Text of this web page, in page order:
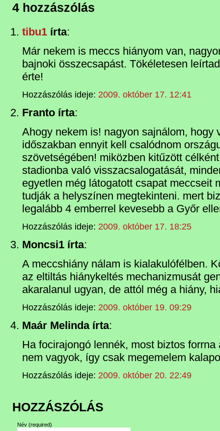
4 hozzászólás
tibu1 írta:
Már nekem is meccs hiányom van,
bajnoki összecsapást. Tökéletesen
érte!
Hozzászólás ideje: 2009. október 17. 12:41
Franto írta:
Ahogy nekem is! nagyon sajnálom, hogy
időszakban ennyit kell csalódnom
szövetségében! miközben kitűzött
stadionba való visszacsalogatását,
egyetlen még látogatott csapat meccseit
tudják a helyszínen megtekinteni. mert
legalább 4 emberrel kevesebb a Győr
Hozzászólás ideje: 2009. október 17. 18:25
Moncsi1 írta:
A meccshiány nálam is kialakulófélben.
az eltiltás hiánykeltés mechanizmusát
akaralanul ugyan, de attól még a hiány,
Hozzászólás ideje: 2009. október 19. 09:29
Maár Melinda írta:
Ha focirajongó lennék, most biztos
nem vagyok, így csak megemelem
Hozzászólás ideje: 2009. október 20. 22:49
HOZZÁSZÓLÁS
Név (required)